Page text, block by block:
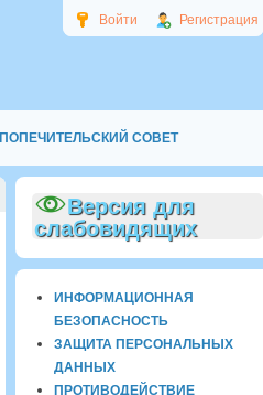
Войти Регистрация
ПОПЕЧИТЕЛЬСКИЙ СОВЕТ
Версия для
слабовидящих
ИНФОРМАЦИОННАЯ
БЕЗОПАСНОСТЬ
ЗАЩИТА ПЕРСОНАЛЬНЫХ
ДАННЫХ
ПРОТИВОДЕЙСТВИЕ